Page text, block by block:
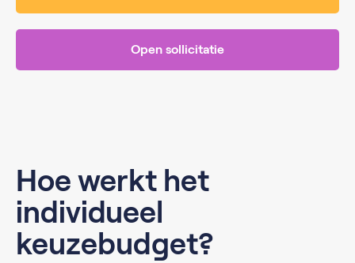
Open sollicitatie
Hoe werkt het
individueel
keuzebudget?